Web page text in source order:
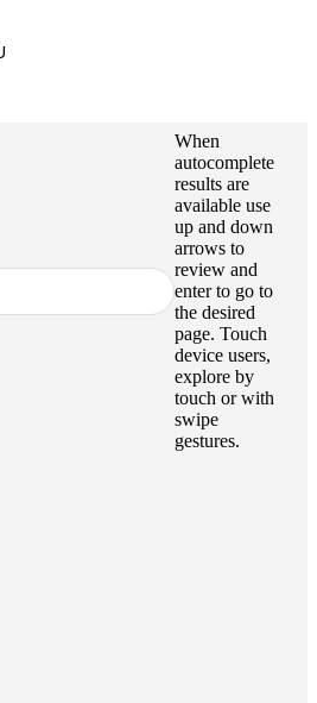
When
autocomplete
results are
available use
up and down
arrows to
review and
enter to go to
the desired
page. Touch
device users,
explore by
touch or with
swipe
gestures.